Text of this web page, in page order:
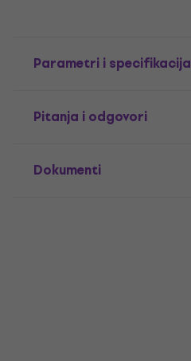
Parametri i specifikacija
Pitanja i odgovori
Dokumenti